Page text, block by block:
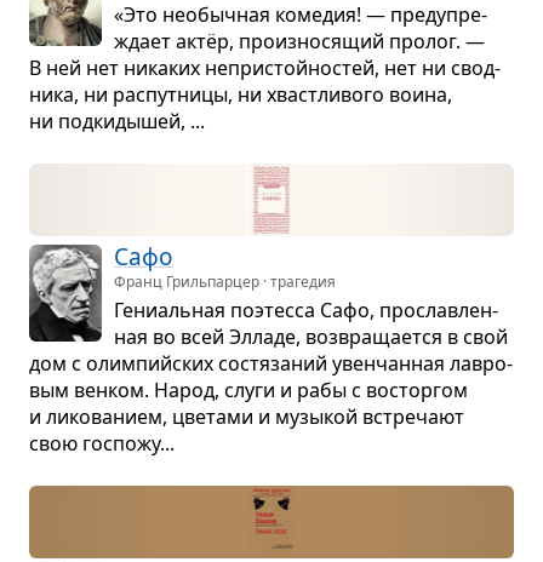
«Это необыч­ная коме­дия! — пре­ду­пре­
ждает актёр, про­из­но­ся­щий про­лог. —
В ней нет ника­ких непри­стойно­стей, нет ни свод­
ника, ни рас­пут­ницы, ни хваст­ли­вого воина,
ни под­ки­ды­шей, ...
Сафо
Франц Грильпарцер · трагедия
Гени­аль­ная поэтесса Сафо, про­слав­лен­
ная во всей Элладе, воз­вра­ща­ется в свой
дом с олим­пийских состя­за­ний увен­чан­ная лав­ро­
вым вен­ком. Народ, слуги и рабы с вос­тор­гом
и лико­ва­нием, цве­тами и музы­кой встре­чают
свою гос­пожу...